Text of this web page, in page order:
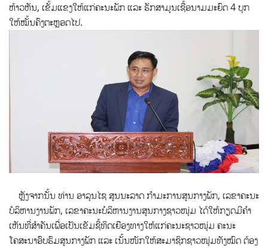
ຫ້າວຫັນ, ເຂັ້ມແຂງໃຫ້ແກ່ຄະນະພັກ ແລະ ຮັກສາມູນເຊື້ອນາມມະຍົດ 4 ບຸກ
ໃຫ້ໝັ້ນຄົງຕະຫຼອດໄປ.
ຫຼັງຈາກນັ້ນ ທ່ານ ອາລຸນໄຊ ສູນນະລາດ ກໍາມະການສູນກາງພັກ, ເລຂາຄະນະ
ບໍລິຫານງານພັກ, ເລຂາຄະນະບໍລິຫານງານສູນກາງຊາວໜຸ່ມ ໄດ້ໃຫ້ກຽດມີຄໍາ
ເຫັນທີ່ສໍາຄັນເພື່ອເປັນເຂັມຊີ້ທິດເຍືອງທາງໃຫ້ແກ່ຄະນະຊາວໜຸ່ມ ຄະນະ
ໂຄສະນາອົບຮົມສູນກາງພັກ ແລະ ເນັ້ນໜັກໃຫ້ສະມາຊິກຊາວໜຸ່ມທັງໝົດ ຕ້ອງ